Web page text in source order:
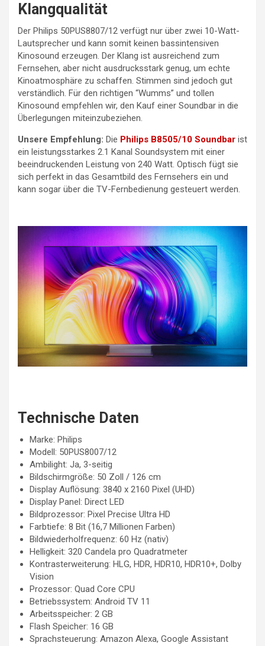
Klangqualität
Der Philips 50PUS8807/12 verfügt nur über zwei 10-Watt-
Lautsprecher und kann somit keinen bassintensiven
Kinosound erzeugen. Der Klang ist ausreichend zum
Fernsehen, aber nicht ausdrucksstark genug, um echte
Kinoatmosphäre zu schaffen. Stimmen sind jedoch gut
verständlich. Für den richtigen “Wumms” und tollen
Kinosound empfehlen wir, den Kauf einer Soundbar in die
Überlegungen miteinzubeziehen.
Unsere Empfehlung: Die Philips B8505/10 Soundbar ist
ein leistungsstarkes 2.1 Kanal Soundsystem mit einer
beeindruckenden Leistung von 240 Watt. Optisch fügt sie
sich perfekt in das Gesamtbild des Fernsehers ein und
kann sogar über die TV-Fernbedienung gesteuert werden.
Technische Daten
Marke: Philips
Modell: 50PUS8007/12
Ambilight: Ja, 3-seitig
Bildschirmgröße: 50 Zoll / 126 cm
Display Auflösung: 3840 x 2160 Pixel (UHD)
Display Panel: Direct LED
Bildprozessor: Pixel Precise Ultra HD
Farbtiefe: 8 Bit (16,7 Millionen Farben)
Bildwiederholfrequenz: 60 Hz (nativ)
Helligkeit: 320 Candela pro Quadratmeter
Kontrasterweiterung: HLG, HDR, HDR10, HDR10+, Dolby
Vision
Prozessor: Quad Core CPU
Betriebssystem: Android TV 11
Arbeitsspeicher: 2 GB
Flash Speicher: 16 GB
Sprachsteuerung: Amazon Alexa, Google Assistant